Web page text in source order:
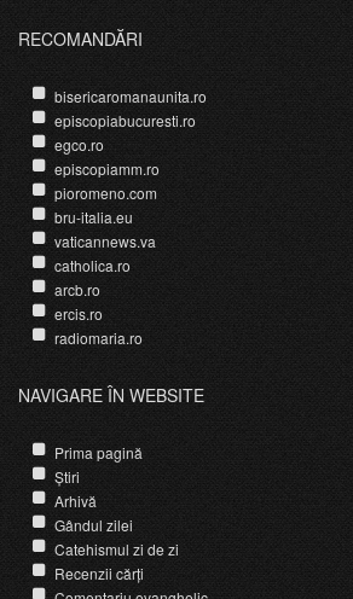
RECOMANDĂRI
bisericaromanaunita.ro
episcopiabucuresti.ro
egco.ro
episcopiamm.ro
pioromeno.com
bru-italia.eu
vaticannews.va
catholica.ro
arcb.ro
ercis.ro
radiomaria.ro
NAVIGARE ÎN WEBSITE
Prima pagină
Știri
Arhivă
Gândul zilei
Catehismul zi de zi
Recenzii cărți